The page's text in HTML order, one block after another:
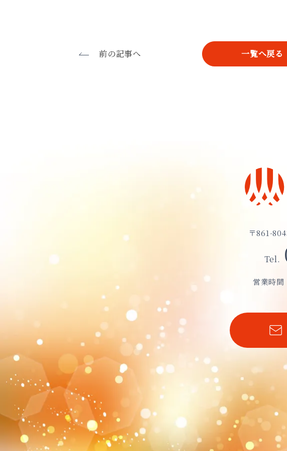
一覧へ戻る
前の記事へ
〒861-
Tel.
営業時間